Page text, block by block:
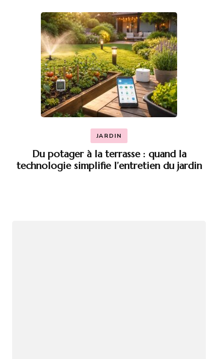
JARDIN
Du potager à la terrasse : quand la
technologie simplifie l’entretien du jardin